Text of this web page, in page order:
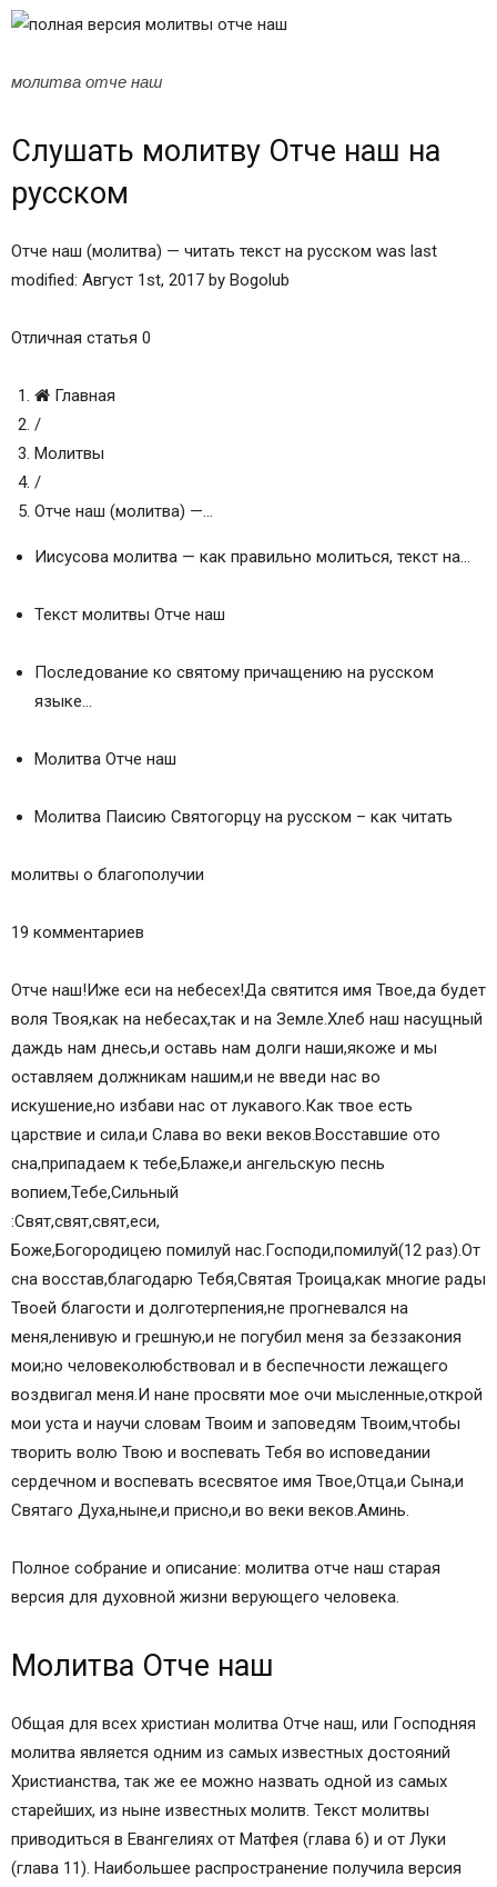
Похожие статьи
Молитва Господня «Отче наш»
Православная молитва «Отче наш»
митрополита Вениамина (Федченкова)
Молитва Господня. Отче наш
Молитва «Отче наш»: полный текст на русском
1-ое Прошение
2-ое Прошение
4-ое Прошение
6-ое Прошение
7-е Прошение
Статьи на похожие темы:
Добавить комментарий Отменить ответ
4 молитвы «Отче наш» на русском языке
Молитва Отче Наш от Луки
Отче наш (молитва) — читать текст на русском
Молитва Отче Наш на русском полностью
Слушать молитву Отче наш на русском
11 комментариев
Оставить комментарий Cancel Reply
Похожие статьи
молитва отче наш
Слушать молитву Отче наш на
русском
Отче наш (молитва) — читать текст на русском was last
modified: Август 1st, 2017 by Bogolub
Отличная статья 0
Главная
/
Молитвы
/
Отче наш (молитва) —…
Иисусова молитва — как правильно молиться, текст на…
Текст молитвы Отче наш
Последование ко святому причащению на русском
языке…
Молитва Отче наш
Молитва Паисию Святогорцу на русском – как читать
молитвы о благополучии
19 комментариев
Отче наш!Иже еси на небесех!Да святится имя Твое,да будет
воля Твоя,как на небесах,так и на Земле.Хлеб наш насущный
даждь нам днесь,и оставь нам долги наши,якоже и мы
оставляем должникам нашим,и не введи нас во
искушение,но избави нас от лукавого.Как твое есть
царствие и сила,и Слава во веки веков.Восставшие ото
сна,припадаем к тебе,Блаже,и ангельскую песнь
вопием,Тебе,Сильный­
:Свят,свят,свят,еси,­
Боже,Богородицею помилуй нас.Господи,помилуй(12 раз).От
сна восстав,благодарю Тебя,Святая Троица,как многие рады
Твоей благости и долготерпения,не прогневался на
меня,ленивую и грешную,и не погубил меня за беззакония
мои;но человеколюбствовал и в беспечности лежащего
воздвигал меня.И нане просвяти мое очи мысленные,открой
мои уста и научи словам Твоим и заповедям Твоим,чтобы
творить волю Твою и воспевать Тебя во исповедании
сердечном и воспевать всесвятое имя Твое,Отца,и Сына,и
Святаго Духа,ныне,и присно,и во веки веков.Аминь.
Полное собрание и описание: молитва отче наш старая
версия для духовной жизни верующего человека.
Молитва Отче наш
Общая для всех христиан молитва Отче наш, или Господняя
молитва является одним из самых известных достояний
Христианства, так же ее можно назвать одной из самых
старейших, из ныне известных молитв. Текст молитвы
приводиться в Евангелиях от Матфея (глава 6) и от Луки
(глава 11). Наибольшее распространение получила версия